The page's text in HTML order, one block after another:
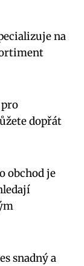
na‌
pro
dopřát
obchod je
snadný a